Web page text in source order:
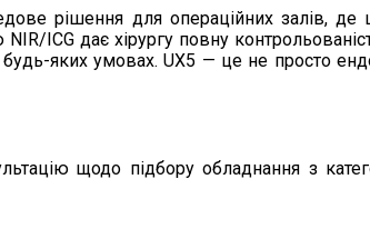
рішення для операційних залів, де
ICG дає хірургу повну
яких умовах. UX5 — це не просто
щодо підбору обладнання з